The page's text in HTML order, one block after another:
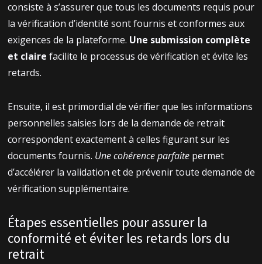
consiste à s’assurer que tous les documents requis pour
la vérification d’identité sont fournis et conformes aux
exigences de la plateforme. Une submission complète
et claire facilite le processus de vérification et évite les
retards.
Ensuite, il est primordial de vérifier que les informations
personnelles saisies lors de la demande de retrait
correspondent exactement à celles figurant sur les
documents fournis. Une cohérence parfaitepermet
d’accélérer la validation et de prévenir toute demande de
vérification supplémentaire.
Étapes essentielles pour assurer la
conformité et éviter les retards lors du
retrait